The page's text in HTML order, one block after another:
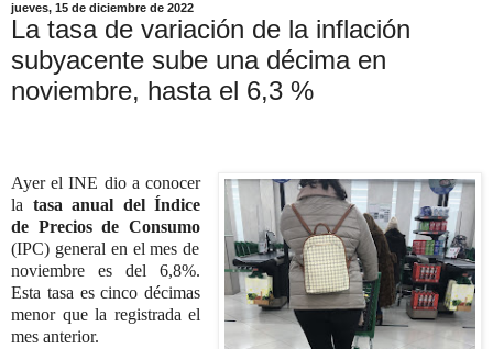
jueves, 15 de diciembre de 2022
La tasa de variación de la inflación
subyacente sube una décima en
noviembre, hasta el 6,3 %
Ayer el INE dio a conocer
la tasa anual del Índice
de Precios de Consumo
(IPC) general en el mes de
noviembre es del 6,8%.
Esta tasa es cinco décimas
menor que la registrada el
mes anterior.